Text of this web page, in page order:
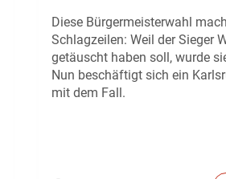
Diese Bürgermeisterwahl
Schlagzeilen: Weil der Sieger
getäuscht haben soll, wurde
Nun beschäftigt sich ein
mit dem Fall.